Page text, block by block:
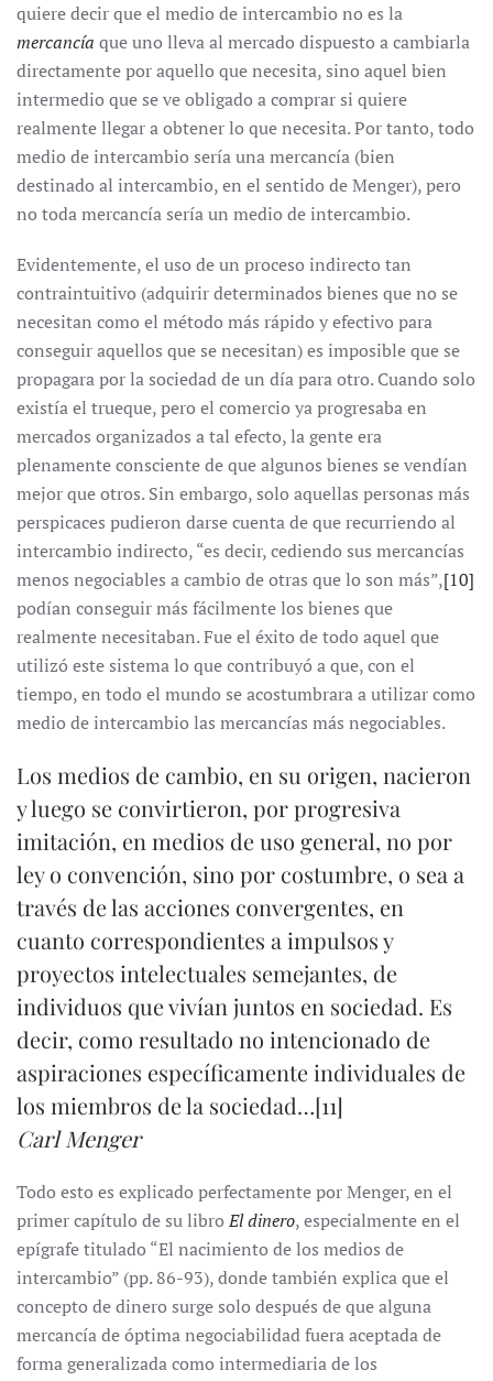
quiere decir que el medio de intercambio no es la
mercancía que uno lleva al mercado dispuesto a cambiarla
directamente por aquello que necesita, sino aquel bien
intermedio que se ve obligado a comprar si quiere
realmente llegar a obtener lo que necesita. Por tanto, todo
medio de intercambio sería una mercancía (bien
destinado al intercambio, en el sentido de Menger), pero
no toda mercancía sería un medio de intercambio.
Evidentemente, el uso de un proceso indirecto tan
contraintuitivo (adquirir determinados bienes que no se
necesitan como el método más rápido y efectivo para
conseguir aquellos que se necesitan) es imposible que se
propagara por la sociedad de un día para otro. Cuando solo
existía el trueque, pero el comercio ya progresaba en
mercados organizados a tal efecto, la gente era
plenamente consciente de que algunos bienes se vendían
mejor que otros. Sin embargo, solo aquellas personas más
perspicaces pudieron darse cuenta de que recurriendo al
intercambio indirecto, “es decir, cediendo sus mercancías
menos negociables a cambio de otras que lo son más”,[10]
podían conseguir más fácilmente los bienes que
realmente necesitaban. Fue el éxito de todo aquel que
utilizó este sistema lo que contribuyó a que, con el
tiempo, en todo el mundo se acostumbrara a utilizar como
medio de intercambio las mercancías más negociables.
Los medios de cambio, en su origen, nacieron
y luego se convirtieron, por progresiva
imitación, en medios de uso general, no por
ley o convención, sino por costumbre, o sea a
través de las acciones convergentes, en
cuanto correspondientes a impulsos y
proyectos intelectuales semejantes, de
individuos que vivían juntos en sociedad. Es
decir, como resultado no intencionado de
aspiraciones específicamente individuales de
los miembros de la sociedad…[11]
Carl Menger
Todo esto es explicado perfectamente por Menger, en el
primer capítulo de su libroEl dinero, especialmente en el
epígrafe titulado “El nacimiento de los medios de
intercambio” (pp. 86-93), donde también explica que el
concepto de dinero surge solo después de que alguna
mercancía de óptima negociabilidad fuera aceptada de
forma generalizada como intermediaria de los